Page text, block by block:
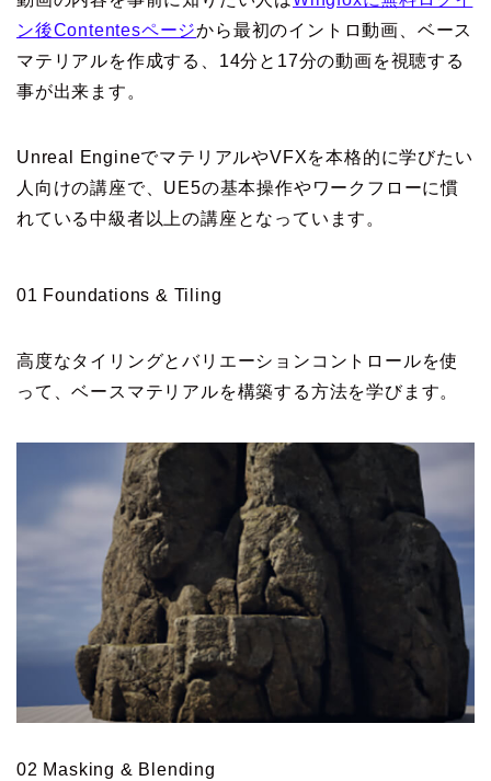
ン後Contentesページから最初のイントロ動画、ベース
マテリアルを作成する、14分と17分の動画を視聴する
事が出来ます。
Unreal EngineでマテリアルやVFXを本格的に学びたい
人向けの講座で、UE5の基本操作やワークフローに慣
れている中級者以上の講座となっています。
01 Foundations & Tiling
高度なタイリングとバリエーションコントロールを使
って、ベースマテリアルを構築する方法を学びます。
02 Masking & Blending